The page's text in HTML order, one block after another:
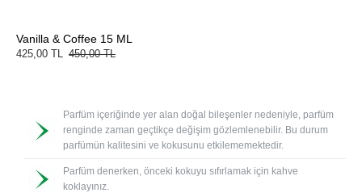
Vanilla & Coffee 15 ML
425,00 TL 450,00 TL
Parfüm içeriğinde yer alan doğal bileşenler nedeniyle, parfüm
renginde zaman geçtikçe değişim gözlemlenebilir. Bu durum
parfümün kalitesini ve kokusunu etkilememektedir.
Parfüm denerken, önceki kokuyu sıfırlamak için kahve
koklayınız.